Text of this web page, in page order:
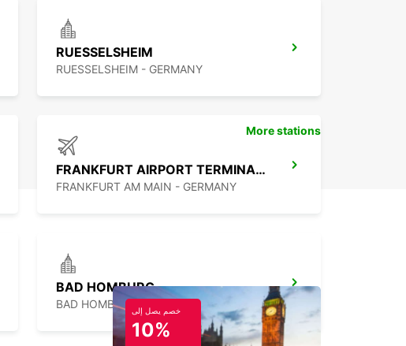
RUESSELSHEIM
RUESSELSHEIM - GERMANY
FRANKFURT AIRPORT TERMINAL 3
FRANKFURT AM MAIN - GERMANY
BAD HOMBURG
BAD HOMBURG - GERMANY
More stations
خصم يصل إلى
10%